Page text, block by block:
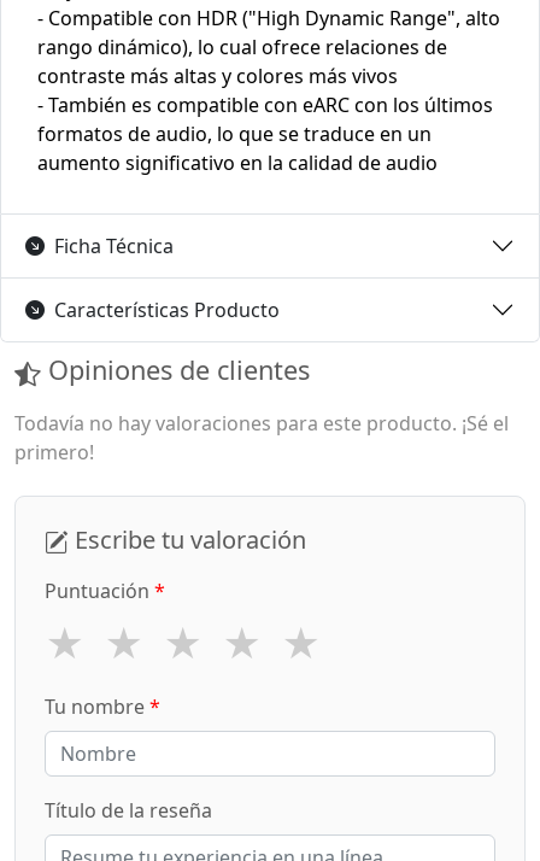
- Compatible con HDR ("High Dynamic Range", alto
rango dinámico), lo cual ofrece relaciones de
contraste más altas y colores más vivos
- También es compatible con eARC con los últimos
formatos de audio, lo que se traduce en un
aumento significativo en la calidad de audio
Ficha Técnica
Características Producto
Opiniones de clientes
Todavía no hay valoraciones para este producto. ¡Sé el
primero!
Escribe tu valoración
Puntuación *
★ ★ ★ ★ ★
Tu nombre*
Título de la reseña